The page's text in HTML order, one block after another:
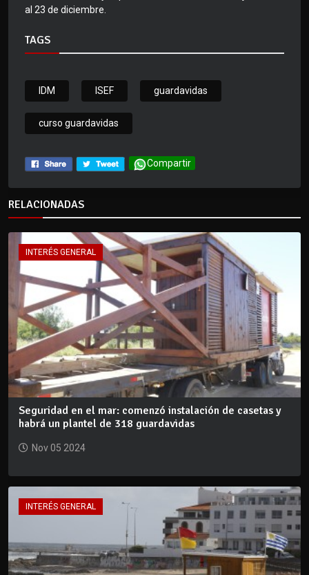
al 23 de diciembre.
TAGS
IDM ISEF guardavidas
curso guardavidas
Compartir
RELACIONADAS
INTERÉS GENERAL
Seguridad en el mar: comenzó instalación de casetas y
habrá un plantel de 318 guardavidas
Nov 05 2024
INTERÉS GENERAL